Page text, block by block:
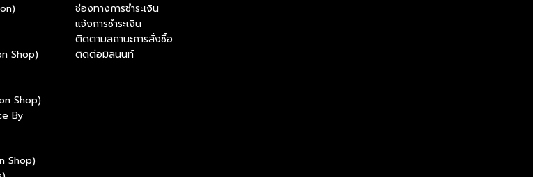
Shop)
Shop)
By
Shop)
ช่องทางการชำระเงิน
แจ้งการชำระเงิน
ติดตามสถานะการสั่งซื้อ
ติดต่อมิลนนท์